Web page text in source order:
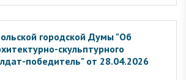
городской Думы "Об
скульптурного
победитель" от 28.04.2026